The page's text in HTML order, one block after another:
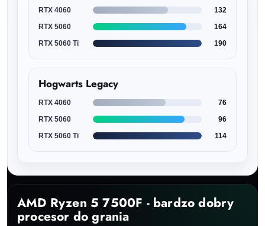
RTX 4060
132
RTX 5060
164
RTX 5060 Ti
190
Hogwarts Legacy
RTX 4060
76
RTX 5060
96
RTX 5060 Ti
114
AMD Ryzen 5 7500F - bardzo dobry
procesor do grania